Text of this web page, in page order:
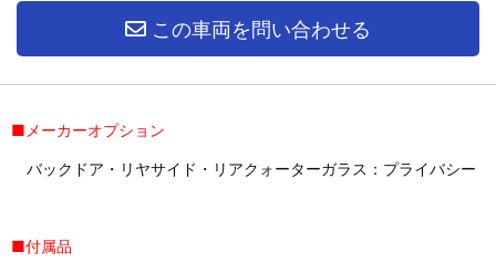
この車両を問い合わせる
■メーカーオプション
バックドア・リヤサイド・リアクォーターガラス：プライバシー
■付属品